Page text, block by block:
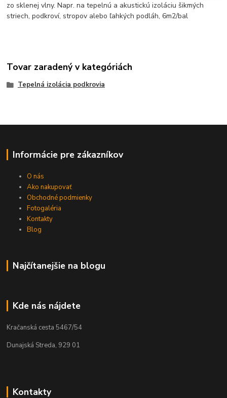
zo sklenej vlny. Napr. na tepelnú a akustickú izoláciu šikmých
striech, podkroví, stropov alebo ľahkých podláh, 6m2/bal
Tovar zaradený v kategóriách
Tepelná izolácia podkrovia
Informácie pre zákazníkov
O nás
Ako nakupovať
Obchodné podmienky
Fotogaléria
Kontakty
Blog
Najčítanejšie na blogu
Kde nás nájdete
Kračanská cesta 5467/54
Dunajská Streda, 929 01
Kontakty